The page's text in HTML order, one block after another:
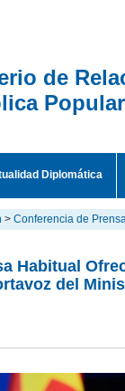
de
Diplomática
> Conferencia de
Habitual
del